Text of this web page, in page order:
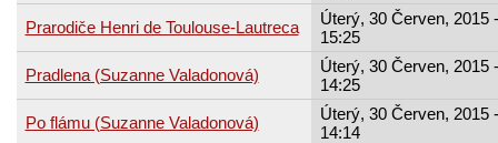
Prarodiče Henri de Toulouse-Lautreca
Úterý, 30 Červen, 2015 -
15:25
Pradlena (Suzanne Valadonová)
Úterý, 30 Červen, 2015 -
14:25
Po flámu (Suzanne Valadonová)
Úterý, 30 Červen, 2015 -
14:14